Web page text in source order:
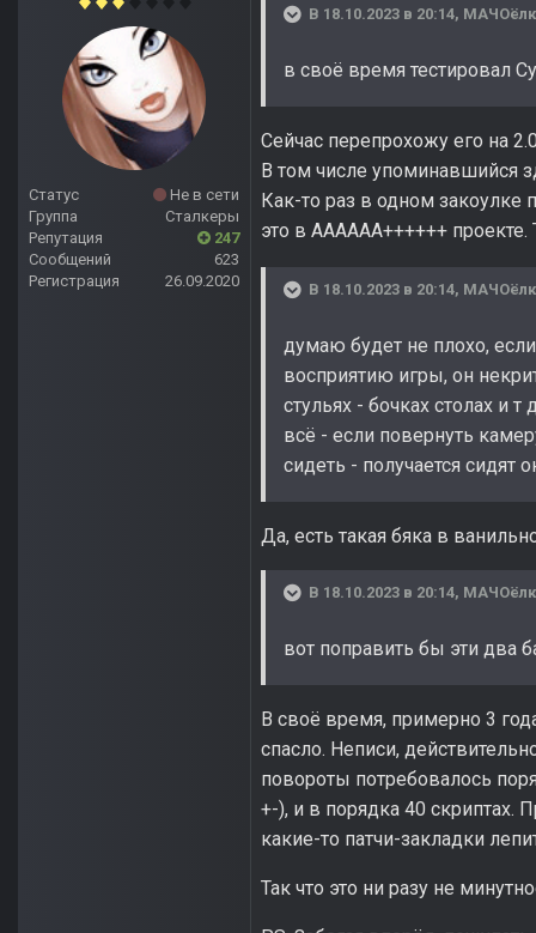
Статус
Не в сети
Группа
Сталкеры
Репутация
247
Сообщений
623
Регистрация
26.09.2020
В 18.10.2023 в 20:14,
в своё время тестировал
Сейчас перепрохожу его на
В том числе упоминавшийся
Как-то раз в одном закоулке
это в AAAAAA++++++
В 18.10.2023 в 20:14,
думаю будет не плохо,
восприятию игры, он
стульях - бочках столах и
всё - если повернуть
сидеть - получается сидят
Да, есть такая бяка в
В 18.10.2023 в 20:14,
вот поправить бы эти два
В своё время, примерно 3
спасло. Неписи,
повороты потребовалось
+-), и в порядка 40
какие-то патчи-закладки
Так что это ни разу не